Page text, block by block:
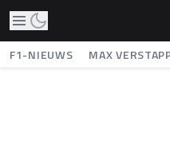
F1-NIEUWS MAX